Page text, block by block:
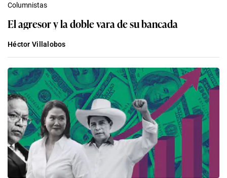
Columnistas
El agresor y la doble vara de su bancada
Héctor Villalobos